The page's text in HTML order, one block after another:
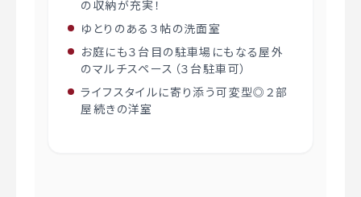
の収納が充実！
ゆとりのある３帖の洗面室
お庭にも３台目の駐車場にもなる屋外
のマルチスペース（３台駐車可）
ライフスタイルに寄り添う可変型◎２部
屋続きの洋室